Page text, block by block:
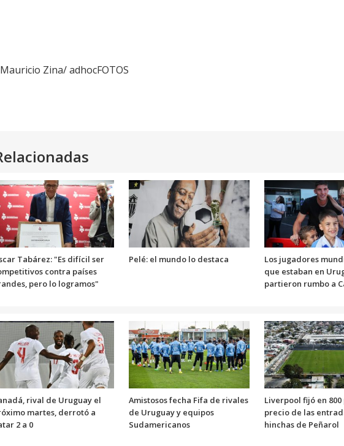
Zina/ adhocFOTOS
Tabárez: "Es difícil ser
contra países
pero lo logramos"
Pelé: el mundo lo destaca
Los jugadores
que estaban en
partieron rumbo a
rival de Uruguay el
martes, derrotó a
2 a 0
Amistosos fecha Fifa de rivales
de Uruguay y equipos
Sudamericanos
Liverpool fijó en 800
precio de las
hinchas de Peñarol